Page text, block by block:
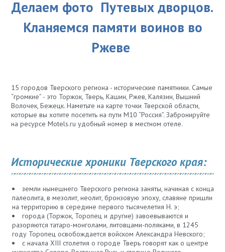
Делаем фото Путевых дворцов.
Кланяемся памяти воинов во
Ржеве
15 городов Тверского региона - исторические памятники. Самые
“громкие” - это Торжок, Тверь, Кашин, Ржев, Калязин, Вышний
Волочек, Бежецк. Наметьте на карте точки Тверской области,
которые вы хотите посетить на пути М10 “Россия”. Забронируйте
на ресурсе Motels.ru удобный номер в местном отеле.
Исторические хроники Тверского края:
земли нынешнего Тверского региона заняты, начиная с конца
палеолита, в мезолит, неолит, бронзовую эпоху, славяне пришли
на территорию в середине первого тысячелетия Н. э;
города (Торжок, Торопец и другие) завоевываются и
разоряются татаро-монголами, литовцами-поляками, в 1245
году Торопец освобождается войском Александра Невского;
с начала XIII столетия о городе Тверь говорят как о центре